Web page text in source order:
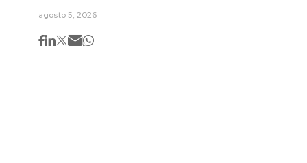
agosto 5, 2026